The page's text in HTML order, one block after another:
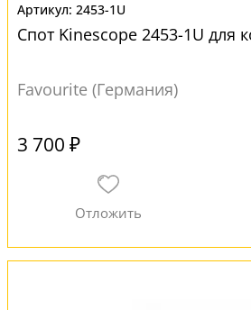
2453-1U
Спот Kinescope 2453-1U для
Favourite (Германия)
3 700 ₽